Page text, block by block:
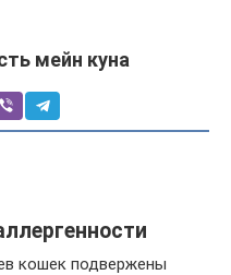
мейн куна
кошек подвержены